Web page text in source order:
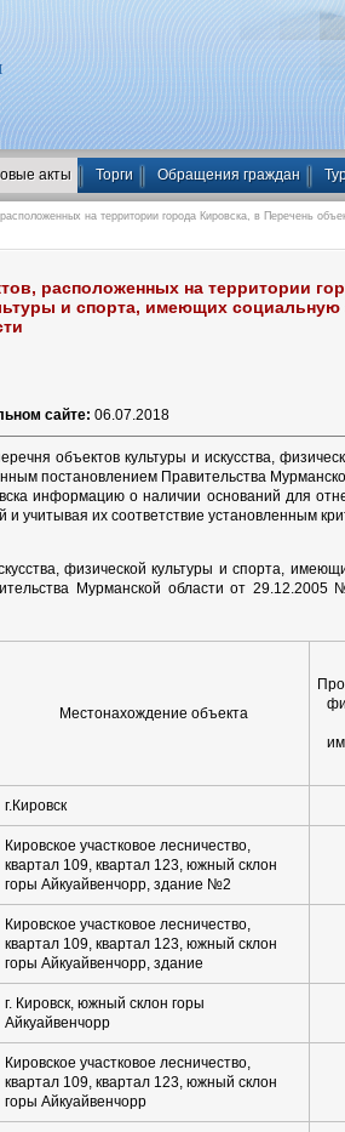
акты Торги Обращения граждан
на территории города Кировска, в Перечень
расположенных на территории
и спорта, имеющих социальную
сайте: 06.07.2018
объектов культуры и искусства,
постановлением Правительства
информацию о наличии оснований для
учитывая их соответствие установленным
физической культуры и спорта,
Мурманской области от
Местонахождение объекта
г.Кировск
Кировское участковое лесничество,
квартал 109, квартал 123, южный склон
горы Айкуайвенчорр, здание №2
Кировское участковое лесничество,
квартал 109, квартал 123, южный склон
горы Айкуайвенчорр, здание
г. Кировск, южный склон горы
Айкуайвенчорр
Кировское участковое лесничество,
квартал 109, квартал 123, южный склон
горы Айкуайвенчорр